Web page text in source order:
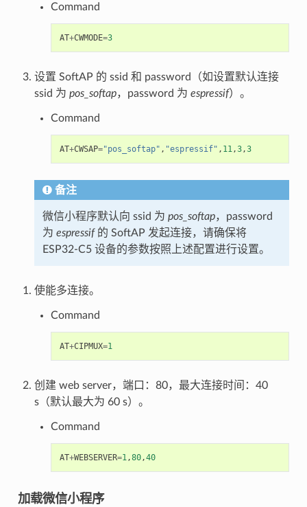
Command
AT+CWMODE=3
设置 SoftAP 的 ssid 和 password（如设置默认连接
ssid 为 pos_softap，password 为 espressif）。
Command
AT+CWSAP="pos_softap" , "espressif" , 11 ,3,3
备注
微信小程序默认向 ssid 为 pos_softap，password
为 espressif的 SoftAP 发起连接，请确保将
ESP32-C5 设备的参数按照上述配置进行设置。
使能多连接。
Command
AT+CIPMUX=1
创建 web server，端口：80，最大连接时间：40
s（默认最大为 60 s）。
Command
AT+WEBSERVER=1 ,80,40
加载微信小程序